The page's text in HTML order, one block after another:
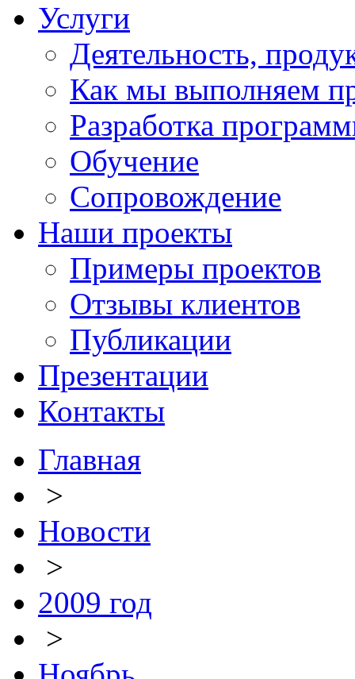
Услуги
Деятельность,
Как мы выполняем
Разработка
Обучение
Сопровождение
Наши проекты
Примеры проектов
Отзывы клиентов
Публикации
Презентации
Контакты
Главная
>
Новости
>
2009 год
>